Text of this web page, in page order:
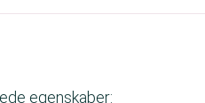
egenskaber: